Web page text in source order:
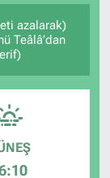
azalarak)
Teâlâ’dan